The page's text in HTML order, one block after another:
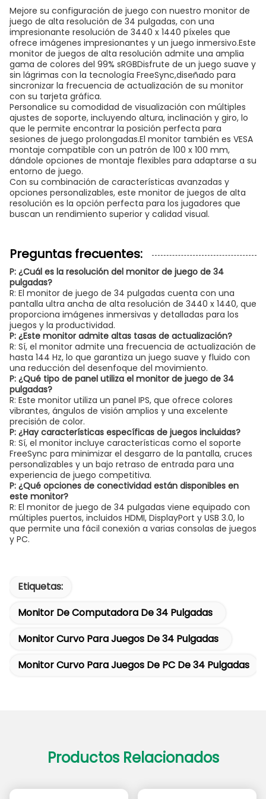
Mejore su configuración de juego con nuestro monitor de
juego de alta resolución de 34 pulgadas, con una
impresionante resolución de 3440 x 1440 píxeles que
ofrece imágenes impresionantes y un juego inmersivo.Este
monitor de juegos de alta resolución admite una amplia
gama de colores del 99% sRGBDisfrute de un juego suave y
sin lágrimas con la tecnología FreeSync,diseñado para
sincronizar la frecuencia de actualización de su monitor
con su tarjeta gráfica.
Personalice su comodidad de visualización con múltiples
ajustes de soporte, incluyendo altura, inclinación y giro, lo
que le permite encontrar la posición perfecta para
sesiones de juego prolongadas.El monitor también es VESA
montaje compatible con un patrón de 100 x 100 mm,
dándole opciones de montaje flexibles para adaptarse a su
entorno de juego.
Con su combinación de características avanzadas y
opciones personalizables, este monitor de juegos de alta
resolución es la opción perfecta para los jugadores que
buscan un rendimiento superior y calidad visual.
Preguntas frecuentes:
P: ¿Cuál es la resolución del monitor de juego de 34
pulgadas?
R: El monitor de juego de 34 pulgadas cuenta con una
pantalla ultra ancha de alta resolución de 3440 x 1440, que
proporciona imágenes inmersivas y detalladas para los
juegos y la productividad.
P: ¿Este monitor admite altas tasas de actualización?
R: Sí, el monitor admite una frecuencia de actualización de
hasta 144 Hz, lo que garantiza un juego suave y fluido con
una reducción del desenfoque del movimiento.
P: ¿Qué tipo de panel utiliza el monitor de juego de 34
pulgadas?
R: Este monitor utiliza un panel IPS, que ofrece colores
vibrantes, ángulos de visión amplios y una excelente
precisión de color.
P: ¿Hay características específicas de juegos incluidas?
R: Sí, el monitor incluye características como el soporte
FreeSync para minimizar el desgarro de la pantalla, cruces
personalizables y un bajo retraso de entrada para una
experiencia de juego competitiva.
P: ¿Qué opciones de conectividad están disponibles en
este monitor?
R: El monitor de juego de 34 pulgadas viene equipado con
múltiples puertos, incluidos HDMI, DisplayPort y USB 3.0, lo
que permite una fácil conexión a varias consolas de juegos
y PC.
Etiquetas:
Monitor De Computadora De 34 Pulgadas
Monitor Curvo Para Juegos De 34 Pulgadas
Monitor Curvo Para Juegos De PC De 34 Pulgadas
Productos Relacionados